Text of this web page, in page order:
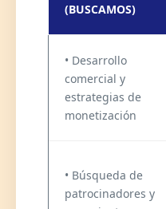
(BUSCAMOS)
• Desarrollo
comercial y
estrategias de
monetización
• Búsqueda de
patrocinadores y